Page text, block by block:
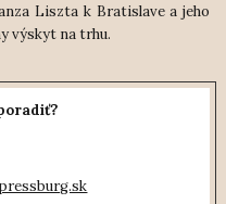
Liszta k Bratislave a jeho
výskyt na trhu.